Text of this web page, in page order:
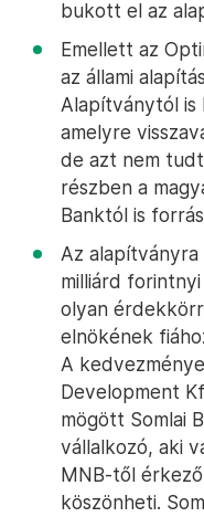
bukott el az
Emellett az
az állami
Alapítványtól is
amelyre
de azt nem
részben a
Banktól is
Az
milliárd
olyan
elnökének
A
Development
mögött Somlai
vállalkozó, aki
MNB-től
köszönheti.